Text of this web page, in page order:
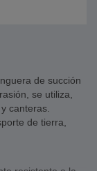
de succión
se utiliza,
canteras.
de tierra,